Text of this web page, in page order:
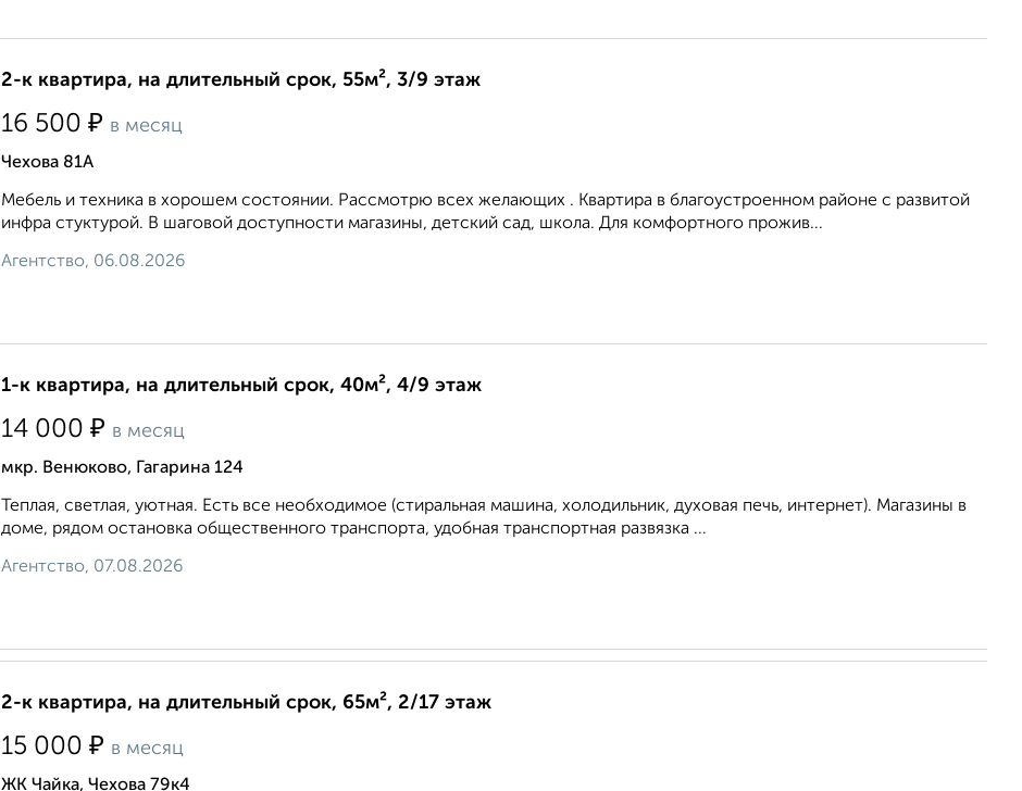
2-к квартира, на длительный срок, 55м², 3/9 этаж
16 500 ₽ в месяц
Чехова 81А
Мебель и техника в хорошем состоянии. Рассмотрю всех желающих . Квартира в благоустроенном районе с развитой
инфра стуктурой. В шаговой доступности магазины, детский сад, школа. Для комфортного прожив...
Агентство, 06.08.2026
1-к квартира, на длительный срок, 40м², 4/9 этаж
14 000 ₽ в месяц
мкр. Венюково, Гагарина 124
Теплая, светлая, уютная. Есть все необходимое (стиральная машина, холодильник, духовая печь, интернет). Магазины в
доме, рядом остановка общественного транспорта, удобная транспортная развязка ...
Агентство, 07.08.2026
2-к квартира, на длительный срок, 65м², 2/17 этаж
15 000 ₽ в месяц
ЖК Чайка, Чехова 79к4